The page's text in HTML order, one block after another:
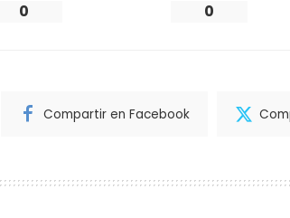
0 0
Compartir en Facebook